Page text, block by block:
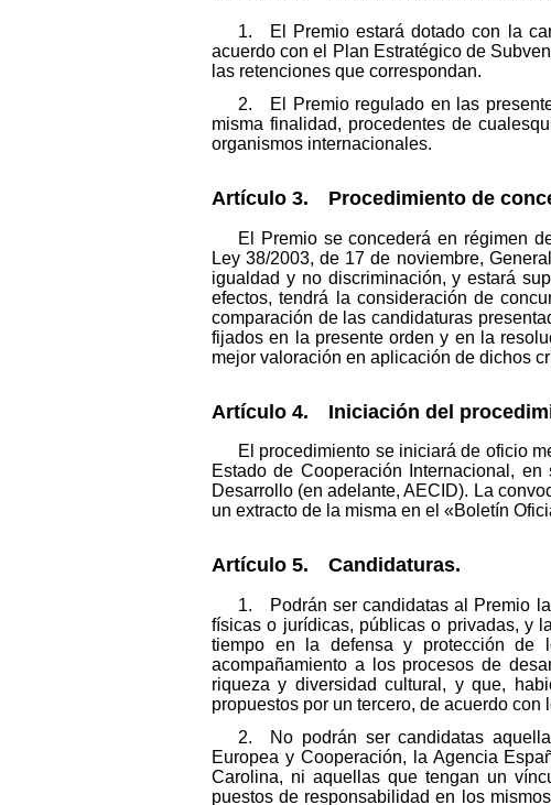
1. El Premio estará dotado con la
acuerdo con el Plan Estratégico de
las retenciones que correspondan.
2. El Premio regulado en las
misma finalidad, procedentes de
organismos internacionales.
Artículo 3. Procedimiento de
El Premio se concederá en régimen
Ley 38/2003, de 17 de noviembre,
igualdad y no discriminación, y estará
efectos, tendrá la consideración de
comparación de las candidaturas
fijados en la presente orden y en la
mejor valoración en aplicación de dichos
Artículo 4. Iniciación del
El procedimiento se iniciará de oficio
Estado de Cooperación Internacional,
Desarrollo (en adelante, AECID). La
un extracto de la misma en el «Boletín
Artículo 5. Candidaturas.
1. Podrán ser candidatas al Premio
físicas o jurídicas, públicas o privadas, y
tiempo en la defensa y protección de
acompañamiento a los procesos de
riqueza y diversidad cultural, y que,
propuestos por un tercero, de acuerdo con
2. No podrán ser candidatas
Europea y Cooperación, la Agencia
Carolina, ni aquellas que tengan un
puestos de responsabilidad en los